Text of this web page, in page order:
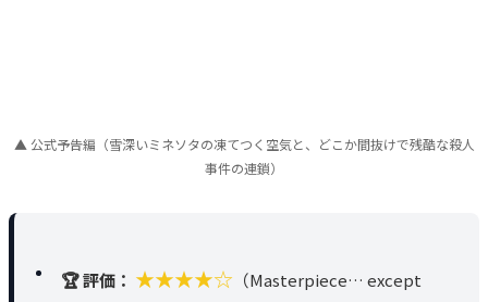
▲ 公式予告編（雪深いミネソタの凍てつく空気と、どこか間抜けで残酷な殺人
事件の連鎖）
🏆 評価： ★★★★☆ （Masterpiece… except